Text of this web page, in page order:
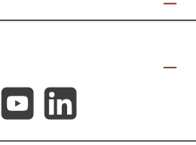
YouTube LinkedIn